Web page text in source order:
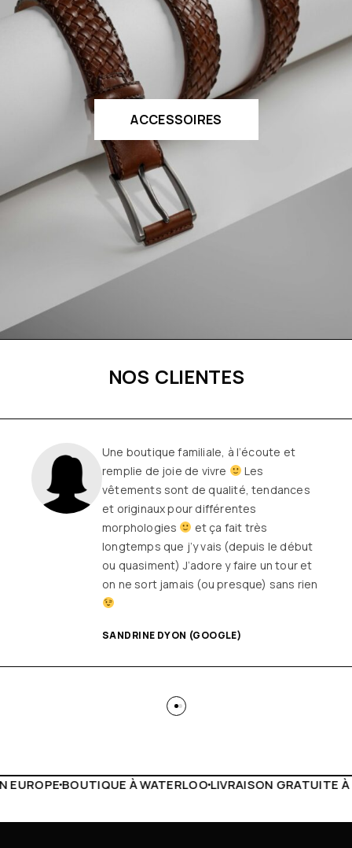
ACCESSOIRES
NOS CLIENTES
Une boutique familiale, à l’écoute et
remplie de joie de vivre
Les
vêtements sont de qualité, tendances
et originaux pour différentes
morphologies
et ça fait très
longtemps que j’y vais (depuis le début
ou quasiment) J’adore y faire un tour et
on ne sort jamais (ou presque) sans rien
SANDRINE DYON (GOOGLE)
LIVRAISON GRATUITE À PARTIR DE 150€LIVE